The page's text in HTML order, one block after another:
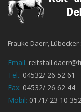
Frauke Daerr,
Email:
Tel.: 04532/ 26 52 61
Fax: 04532/ 26 62 44
Mobil: 0171/ 23 10